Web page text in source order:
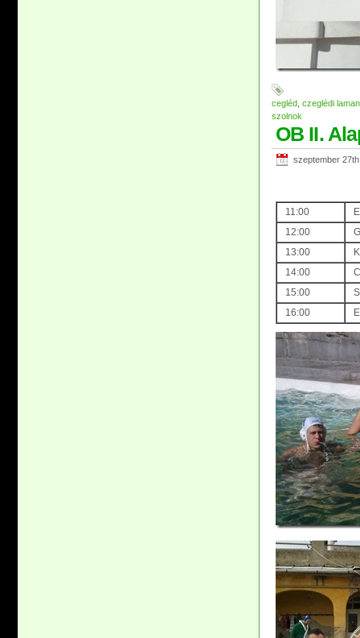
cegléd czeglédi
szolnok
OB II.
szeptember
11:00
12:00
13:00
14:00
15:00
16:00